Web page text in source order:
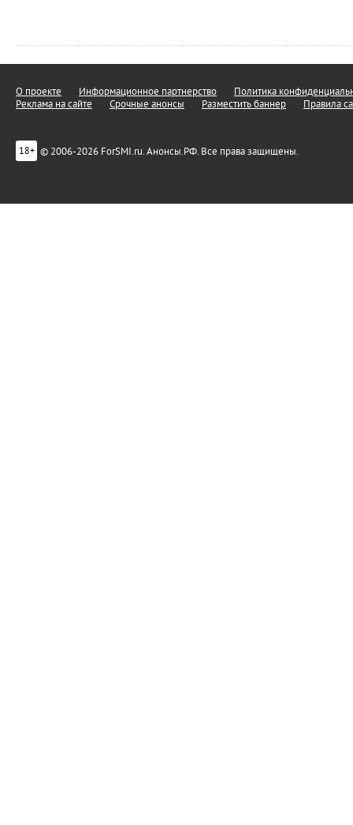
О проекте Информационное партнерство
Политика
Реклама на сайте
Срочные анонсы Разместить баннер Правила
18+ © 2006-2026 ForSMI.ru. Анонсы.РФ. Все права защищены.